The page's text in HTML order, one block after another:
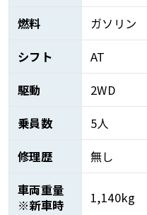
燃料
ガソリン
シフト
AT
駆動
2WD
乗員数
5人
修理歴
無し
車両重量
※新車時
1,140kg